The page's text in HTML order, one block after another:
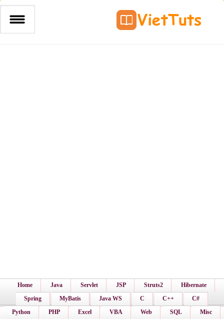
Home Java Servlet JSP Struts2
Hibernate
Spring
MyBatis Java WS C C++
C#
Python
PHP Excel VBA Web SQL Misc